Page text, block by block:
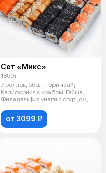
Сет «Микс»
1860 г
7 роллов, 56 шт. Тори ясай;
Калифорния с крабом; Гейша;
Филадельфия унаги с огурцом;
от 3099 ₽